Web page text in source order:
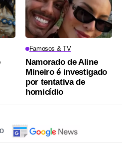
Famosos & TV
Namorado de Aline
Mineiro é investigado
por tentativa de
homicídio